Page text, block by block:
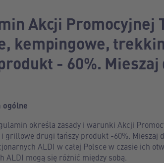
Akcji Promocyjnej
kempingowe,
- 60%. Mieszaj
ogólne
określa zasady i warunki Akcji
grillowe drugi tańszy produkt -60%. Mieszaj
ALDI w całej Polsce w czasie ich
ALDI mogą się różnić między sobą.